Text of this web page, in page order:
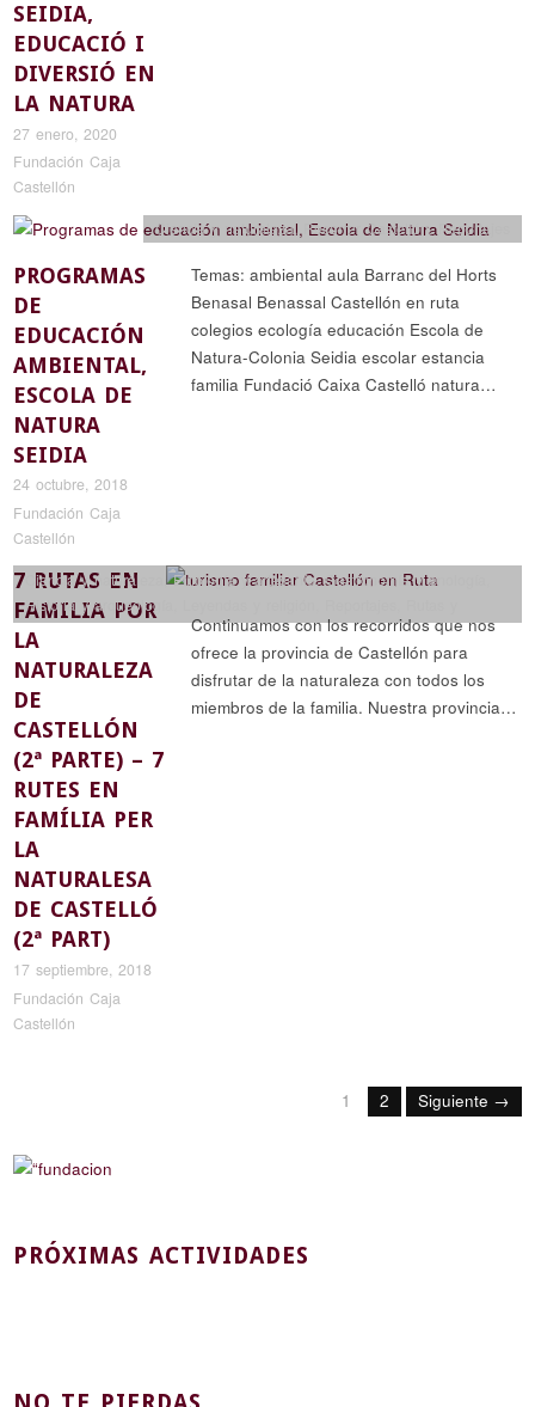
SEIDIA,
EDUCACIÓ I
DIVERSIÓ EN
LA NATURA
27 enero, 2020
Fundación Caja
Castellón
PROGRAMAS
DE
EDUCACIÓN
AMBIENTAL,
ESCOLA DE
NATURA
SEIDIA
24 octubre, 2018
Fundación Caja
Castellón
Ciencia y naturaleza, Recorrer Castellón, Reportajes
Temas: ambiental aula Barranc del Horts
Benasal Benassal Castellón en ruta
colegios ecología educación Escola de
Natura-Colonia Seidia escolar estancia
familia Fundació Caixa Castelló natura…
7 RUTAS EN
FAMILIA POR
LA
NATURALEZA
DE
CASTELLÓN
(2ª PARTE) – 7
RUTES EN
FAMÍLIA PER
LA
NATURALESA
DE CASTELLÓ
(2ª PART)
17 septiembre, 2018
Fundación Caja
Castellón
Ciencia y naturaleza ,Etnología y artesanía,Gastronomía y enología
Historia y arqueología
senderismo
Continuamos con los recorridos que nos
ofrece la provincia de Castellón para
disfrutar de la naturaleza con todos los
miembros de la familia. Nuestra provincia…
1 2 Siguiente →
PRÓXIMAS ACTIVIDADES